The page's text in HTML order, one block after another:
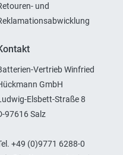
und
Vertrieb Winfried
GmbH
Elsbett-Straße 8
97616 Salz
+49 (0)9771 6288-0